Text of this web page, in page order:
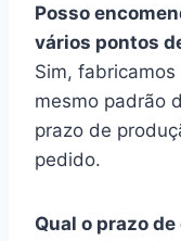
Posso
vários pontos
Sim,
mesmo padrão
prazo de
pedido.
Qual o prazo